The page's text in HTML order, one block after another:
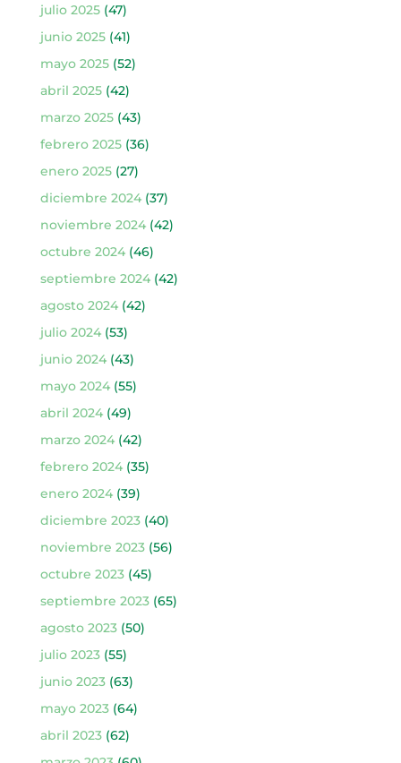
julio 2025(47)
junio 2025(41)
mayo 2025(52)
abril 2025(42)
marzo 2025(43)
febrero 2025(36)
enero 2025(27)
diciembre 2024(37)
noviembre 2024(42)
octubre 2024(46)
septiembre 2024(42)
agosto 2024(42)
julio 2024(53)
junio 2024(43)
mayo 2024(55)
abril 2024(49)
marzo 2024(42)
febrero 2024(35)
enero 2024(39)
diciembre 2023(40)
noviembre 2023(56)
octubre 2023(45)
septiembre 2023(65)
agosto 2023(50)
julio 2023(55)
junio 2023(63)
mayo 2023(64)
abril 2023(62)